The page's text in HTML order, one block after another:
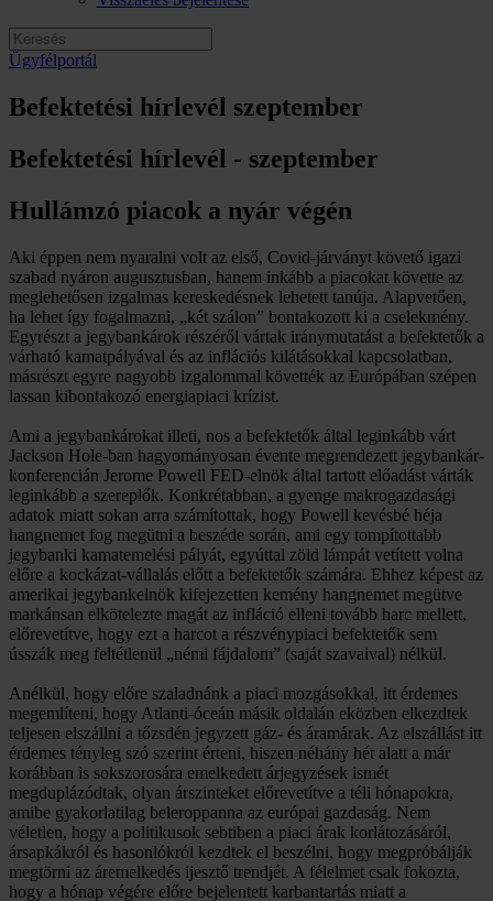
Ügyfélportál
Befektetési hírlevél szeptember
Befektetési hírlevél - szeptember
Hullámzó piacok a nyár végén
Aki éppen nem nyaralni volt az első, Covid-járványt követő igazi
szabad nyáron augusztusban, hanem inkább a piacokat követte az
meglehetősen izgalmas kereskedésnek lehetett tanúja. Alapvetően,
ha lehet így fogalmazni, „két szálon” bontakozott ki a cselekmény.
Egyrészt a jegybankárok részéről vártak iránymutatást a befektetők a
várható kamatpályával és az inflációs kilátásokkal kapcsolatban,
másrészt egyre nagyobb izgalommal követték az Európában szépen
lassan kibontakozó energiapiaci krízist.
Ami a jegybankárokat illeti, nos a befektetők által leginkább várt
Jackson Hole-ban hagyományosan évente megrendezett jegybankár-
konferencián Jerome Powell FED-elnök által tartott előadást várták
leginkább a szereplők. Konkrétabban, a gyenge makrogazdasági
adatok miatt sokan arra számítottak, hogy Powell kevésbé héja
hangnemet fog megütni a beszéde során, ami egy tompítottabb
jegybanki kamatemelési pályát, egyúttal zöld lámpát vetített volna
előre a kockázat-vállalás előtt a befektetők számára. Ehhez képest az
amerikai jegybankelnök kifejezetten kemény hangnemet megütve
markánsan elkötelezte magát az infláció elleni tovább harc mellett,
előrevetítve, hogy ezt a harcot a részvénypiaci befektetők sem
ússzák meg feltétlenül „némi fájdalom” (saját szavaival) nélkül.
Anélkül, hogy előre szaladnánk a piaci mozgásokkal, itt érdemes
megemlíteni, hogy Atlanti-óceán másik oldalán eközben elkezdtek
teljesen elszállni a tőzsdén jegyzett gáz- és áramárak. Az elszállást itt
érdemes tényleg szó szerint érteni, hiszen néhány hét alatt a már
korábban is sokszorosára emelkedett árjegyzések ismét
megduplázódtak, olyan árszinteket előrevetítve a téli hónapokra,
amibe gyakorlatilag beleroppanna az európai gazdaság. Nem
véletlen, hogy a politikusok sebtiben a piaci árak korlátozásáról,
ársapkákról és hasonlókról kezdtek el beszélni, hogy megpróbálják
megtörni az áremelkedés ijesztő trendjét. A félelmet csak fokozta,
hogy a hónap végére előre bejelentett karbantartás miatt a